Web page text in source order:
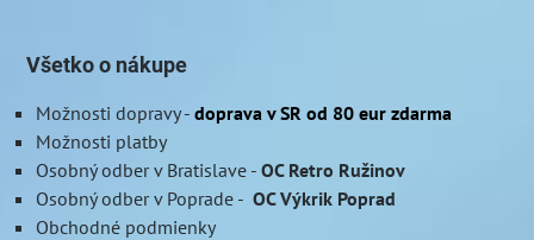
Všetko o nákupe
Možnosti dopravy- doprava v SR od 80 eur zdarma
Možnosti platby
Osobný odber v Bratislave - OC Retro Ružinov
Osobný odber v Poprade - OC Výkrik Poprad
Obchodné podmienky